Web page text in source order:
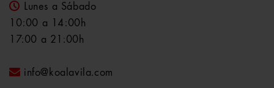
Lunes a Sábado
10:00 a 14:00h
17:00 a 21:00h
info@koalavila.com